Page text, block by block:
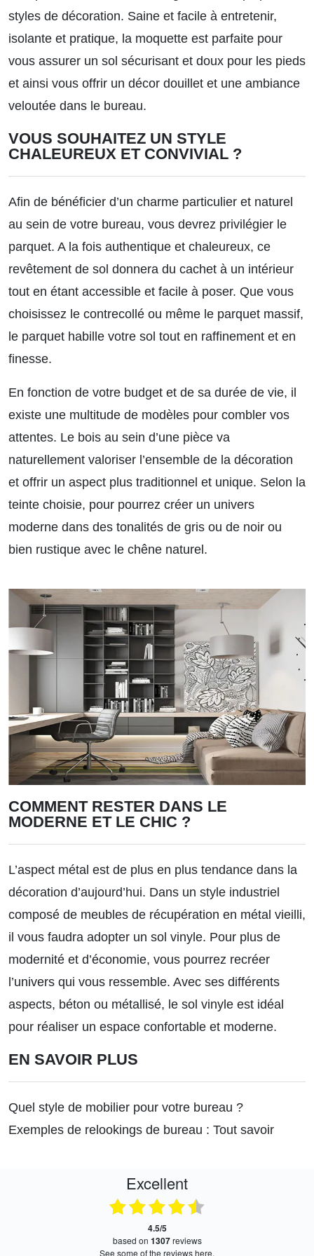
styles de décoration. Saine et facile à entretenir,
isolante et pratique, la moquette est parfaite pour
vous assurer un sol sécurisant et doux pour les pieds
et ainsi vous offrir un décor douillet et une ambiance
veloutée dans le bureau.
VOUS SOUHAITEZ UN STYLE
CHALEUREUX ET CONVIVIAL ?
Afin de bénéficier d’un charme particulier et naturel
au sein de votre bureau, vous devrez privilégier le
parquet. A la fois authentique et chaleureux, ce
revêtement de sol donnera du cachet à un intérieur
tout en étant accessible et facile à poser. Que vous
choisissez le contrecollé ou même le parquet massif,
le parquet habille votre sol tout en raffinement et en
finesse.
En fonction de votre budget et de sa durée de vie, il
existe une multitude de modèles pour combler vos
attentes. Le bois au sein d’une pièce va
naturellement valoriser l’ensemble de la décoration
et offrir un aspect plus traditionnel et unique. Selon la
teinte choisie, pour pourrez créer un univers
moderne dans des tonalités de gris ou de noir ou
bien rustique avec le chêne naturel.
COMMENT RESTER DANS LE
MODERNE ET LE CHIC ?
L’aspect métal est de plus en plus tendance dans la
décoration d’aujourd’hui. Dans un style industriel
composé de meubles de récupération en métal vieilli,
il vous faudra adopter un sol vinyle. Pour plus de
modernité et d’économie, vous pourrez recréer
l’univers qui vous ressemble. Avec ses différents
aspects, béton ou métallisé, le sol vinyle est idéal
pour réaliser un espace confortable et moderne.
EN SAVOIR PLUS
Quel style de mobilier pour votre bureau ?
Exemples de relookings de bureau : Tout savoir
Excellent
4.5/5
based on 1307reviews
see some of the reviews here.